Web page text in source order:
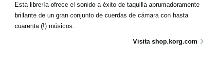
Esta librería ofrece el sonido a éxito de taquilla abrumadoramente
brillante de un gran conjunto de cuerdas de cámara con hasta
cuarenta (!) músicos.
Visita shop.korg.com